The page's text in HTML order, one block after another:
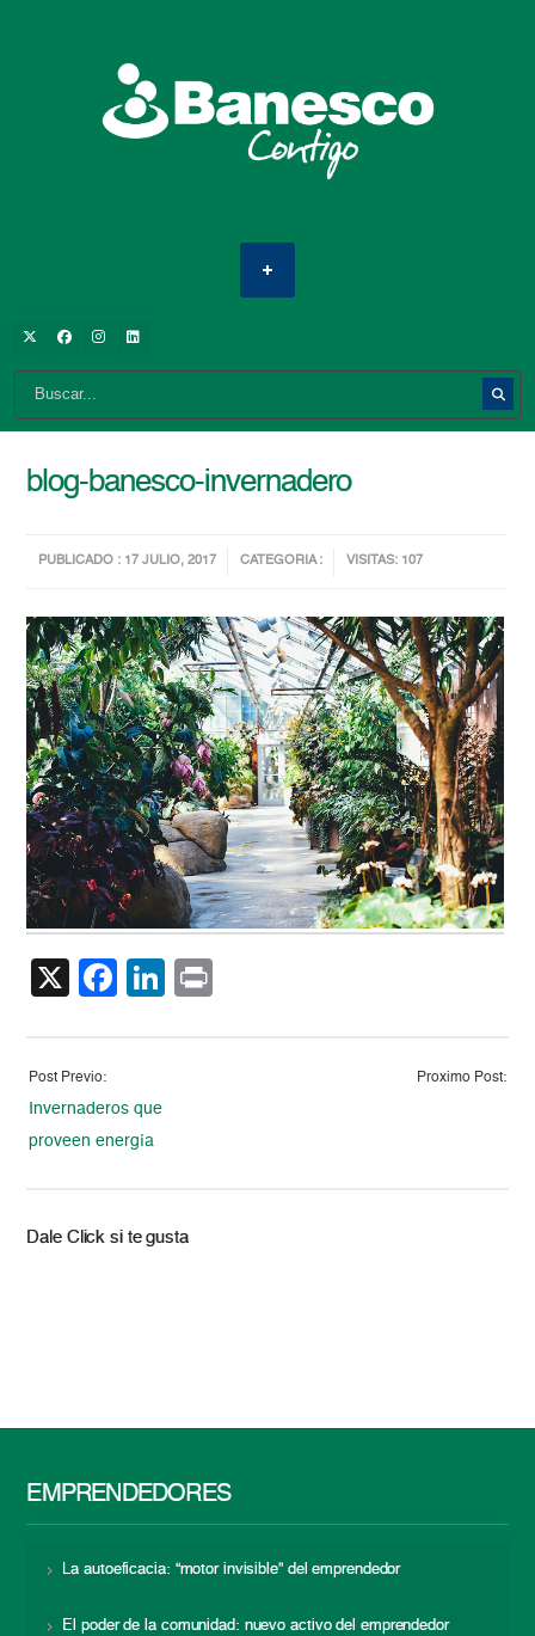
blog-banesco-invernadero
PUBLICADO : 17 JULIO, 2017 CATEGORIA : VISITAS: 107
X Facebook
LinkedIn
Post Previo:
Invernaderos que
proveen energía
Proximo Post:
Dale Click si te gusta
EMPRENDEDORES
La autoeficacia: “motor invisible” del emprendedor
El poder de la comunidad: nuevo activo del emprendedor